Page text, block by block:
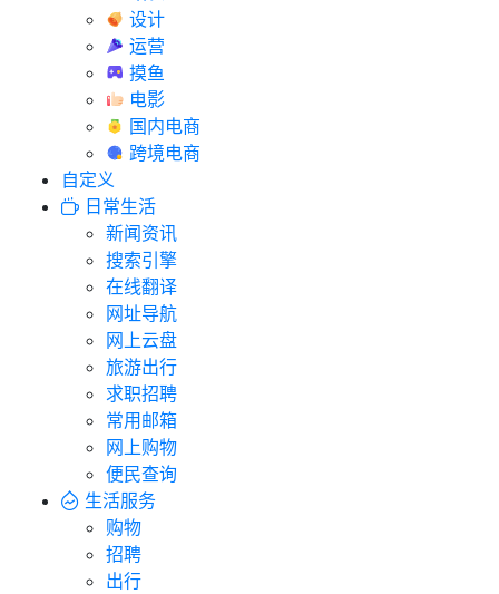
设计
运营
摸鱼
电影
国内电商
跨境电商
自定义
日常生活
新闻资讯
搜索引擎
在线翻译
网址导航
网上云盘
旅游出行
求职招聘
常用邮箱
网上购物
便民查询
生活服务
购物
招聘
出行